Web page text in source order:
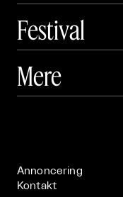
Festival
 Art Matter Festival
Mere
Annoncering
Kontakt